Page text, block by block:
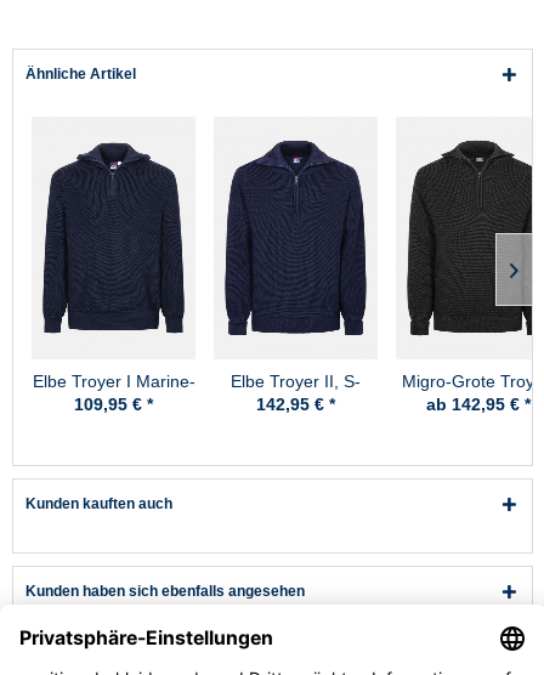
Ähnliche Artikel
Elbe Troyer I Marine-
Blau
109,95 € *
Elbe Troyer II, S-
Skipper Marine-Blau
142,95 € *
Migro-Grote
Schurwolle -
ab 142,95 € *
Kunden kauften auch
Kunden haben sich ebenfalls angesehen